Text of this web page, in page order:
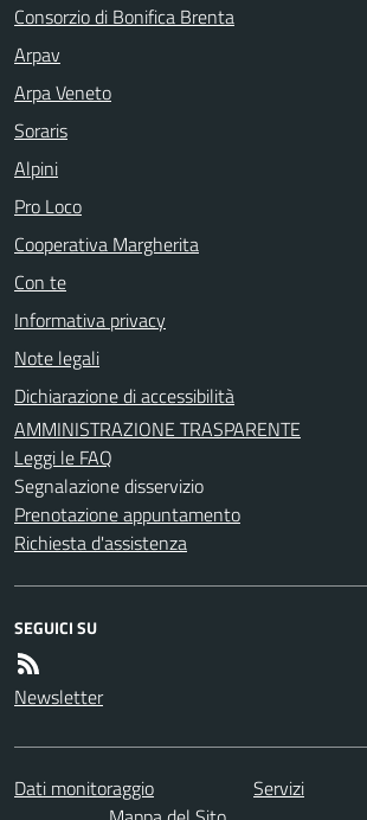
Consorzio di Bonifica Brenta
Arpav
Arpa Veneto
Soraris
Alpini
Pro Loco
Cooperativa Margherita
Con te
Informativa privacy
Note legali
Dichiarazione di accessibilità
AMMINISTRAZIONE TRASPARENTE
Leggi le FAQ
Segnalazione disservizio
Prenotazione appuntamento
Richiesta d'assistenza
SEGUICI SU
Newsletter
Dati monitoraggio Servizi